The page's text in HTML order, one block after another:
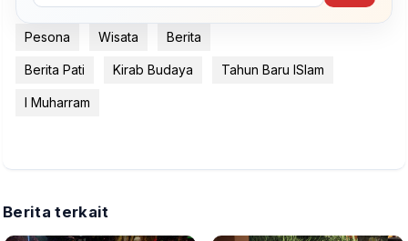
Pesona Wisata Berita
Berita Pati Kirab Budaya Tahun Baru ISlam
I Muharram
Berita terkait